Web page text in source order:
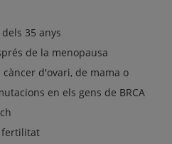
35 anys
de la menopausa
d'ovari, de mama o
en els gens de BRCA
fertilitat